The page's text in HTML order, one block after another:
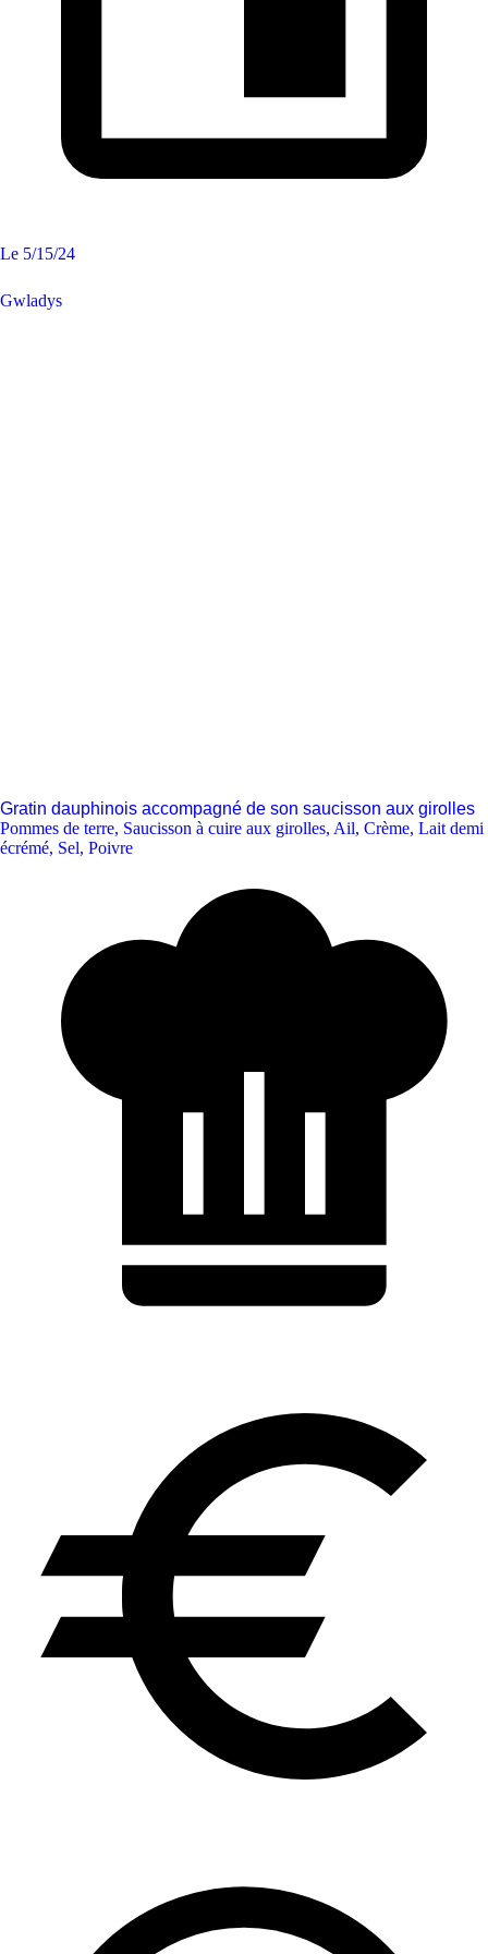
Le 5/15/24
Gwladys
Gratin dauphinois accompagné de son saucisson aux girolles
Pommes de terre, Saucisson à cuire aux girolles, Ail, Crème, Lait demi
écrémé, Sel, Poivre